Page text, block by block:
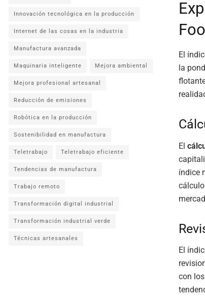
El
la
El
índice
El
con
Innovación tecnológica en la producción
Internet de las cosas en la industria
Manufactura avanzada
Maquinaria inteligente Mejora ambiental
Mejora profesional artesanal
Reducción de emisiones
Robótica en la producción
Sostenibilidad en manufactura
Teletrabajo Teletrabajo eficiente
Tendencias de manufactura
Trabajo remoto
Transformación digital industrial
Transformación industrial verde
Técnicas artesanales